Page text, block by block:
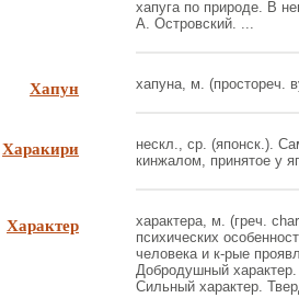
хапуга по природе. В
А. Островский. ...
Хапун хапуна, м. (простореч.
Харакири
нескл., ср. (японск.).
кинжалом, принятое у
Характер
характера, м. (греч.
психических
человека и к-рые
Добродушный характер.
Сильный характер.